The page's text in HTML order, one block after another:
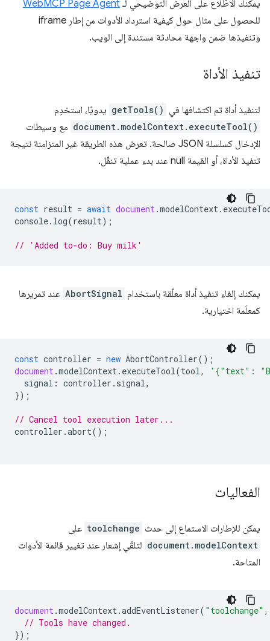
يمكنك الاطّلاع على العرض التوضيحي لـ WebMCP Page Agent
للحصول على مثال حول كيفية استرداد الأدوات من إطار iframe
وتنفيذها ضمن واجهة محادثة مستندة إلى الويب.
تنفيذ الأداة
لتنفيذ أداة تم اكتشافها في getTools() يدويًا، استخدِم
document.modelContext.executeTool() مع وسيطات
الإدخال كسلسلة JSON صالحة. تعرض هذه الطريقة غير المتزامنة نتيجة
تنفيذ الأداة، أو القيمة null عند بدء عملية تنقّل.
const result = await document.modelContext.
console. log(result);
// 'Added to-do: Buy milk'
يمكنك إلغاء تنفيذ أداة معلّقة باستخدام AbortSignal عند تمريرها
كمعلَمة اختيارية.
const controller = new AbortController();
document.modelContext. executeTool(tool,
'{"text":
signal : controller . signal,
});
// Cancel tool execution later...
controller .abort();
الفعاليات
يمكن للإطارات الاستماع إلى حدث toolchange على
document.modelContext لتلقّي إشعار عند تغيير قائمة الأدوات
المتاحة.
document.modelContext.addEventListener( "toolchange" ,
// Tools have changed.
});